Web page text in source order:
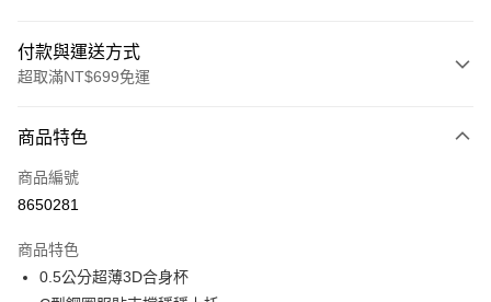
付款與運送方式
超取滿NT$699免運
信用卡一次付款
超商取貨付款
街口支付
商品特色
商品編號
8650281
商品特色
0.5公分超薄3D合身杯